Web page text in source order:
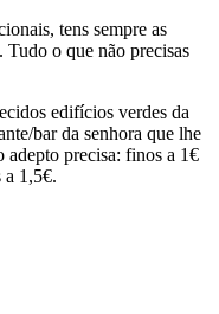
tens sempre as
Tudo o que não precisas
edifícios verdes da
bar da senhora que lhe
adepto precisa: finos a 1€
a 1,5€.